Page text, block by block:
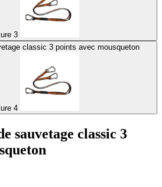
miniature 3
classic 3 points avec mousqueton
miniature 4
sauvetage classic 3